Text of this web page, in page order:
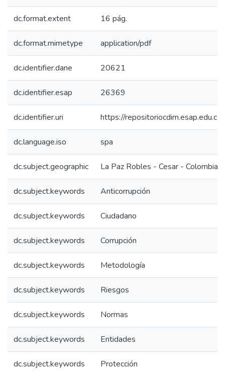
dc.format.extent 16 pág.
dc.format.mimetype application/pdf
dc.identifier.dane 20621
dc.identifier.esap 26369
dc.identifier.uri https://
dc.language.iso spa
dc.subject.geographic La Paz Robles - Cesar - Colombia
dc.subject.keywords Anticorrupción
dc.subject.keywords Ciudadano
dc.subject.keywords Corrupción
dc.subject.keywords Metodología
dc.subject.keywords Riesgos
dc.subject.keywords Normas
dc.subject.keywords Entidades
dc.subject.keywords Protección